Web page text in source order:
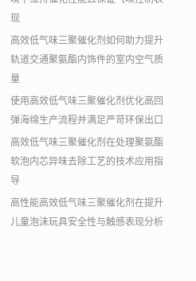
现
高效低气味三聚催化剂如何助力提升
轨道交通聚氨酯内饰件的室内空气质
量
使用高效低气味三聚催化剂优化高回
弹海绵生产流程并满足严苛环保出口
高效低气味三聚催化剂在处理聚氨酯
软泡内芯异味去除工艺的技术应用指
导
高性能高效低气味三聚催化剂在提升
儿童泡沫玩具安全性与触感表现分析